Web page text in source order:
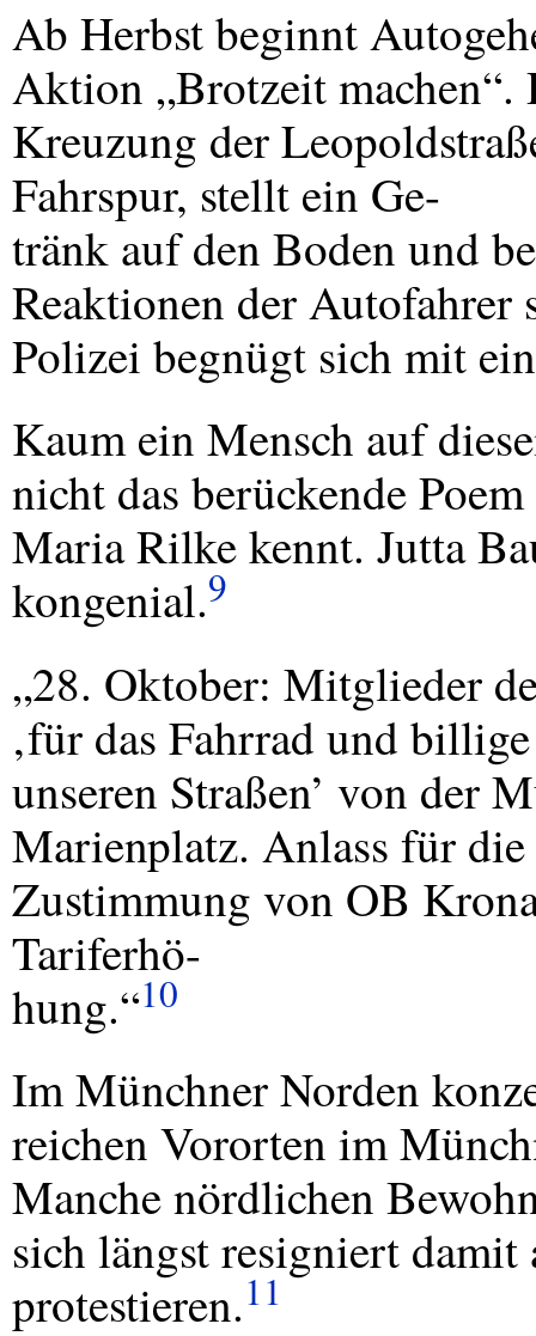
Ab Herbst beginnt
Aktion „Brotzeit machen“.
Kreuzung der
Fahrspur, stellt ein Ge-
tränk auf den Boden und
Reaktionen der
Polizei begnügt sich mit
Kaum ein Mensch auf
nicht das berückende
Maria Rilke kennt. Jutta
kongenial.9
„28. Oktober: Mitglieder
‚für das Fahrrad und
unseren Straßen’ von der
Marienplatz. Anlass für
Zustimmung von OB
Tariferhö-
hung.“10
Im Münchner Norden
reichen Vororten im
Manche nördlichen
sich längst resigniert
protestieren.11